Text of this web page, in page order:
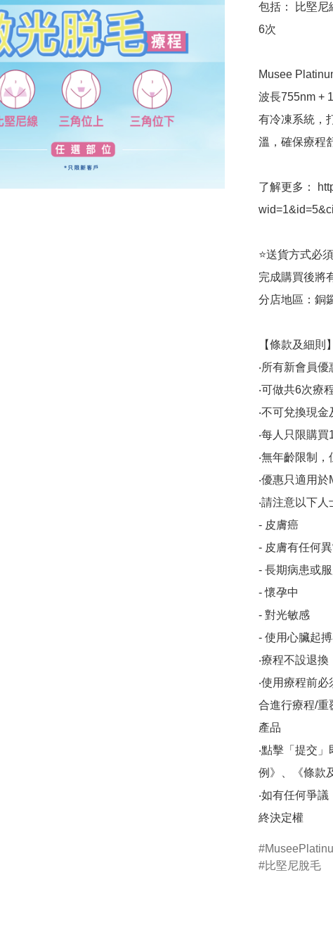
包括： 比堅尼
6次
Musee
波長755nm +
有冷凍系統，
溫，確保療程
了解更多：
⭐送貨方式必
完成購買後將
分店地區：銅
【條款及細則】
‧所有新會員
‧可做共6次療
‧不可兌換現
‧每人只限購買
‧無年齡限制
‧優惠只適用
‧請注意以下
- 皮膚癌
- 皮膚有任何
- 長期病患或
- 懷孕中
- 對光敏感
- 使用心臟起
‧療程不設退換
‧使用療程前
合進行療程/重
產品
‧點擊「提交
例》、《條款
‧如有任何爭
終決定權
比堅尼脫毛